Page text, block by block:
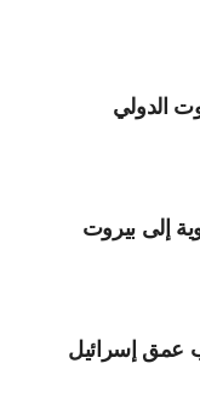
الدولي
إلى بيروت
عمق إسرائيل